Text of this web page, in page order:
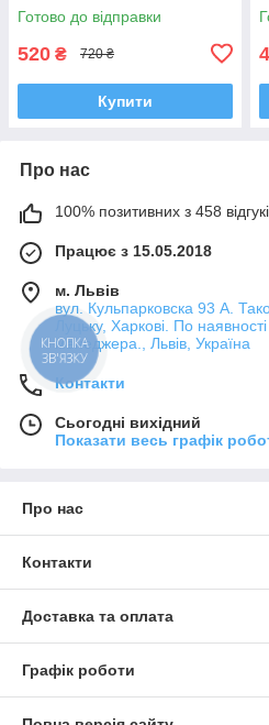
Готово до відправки
520 ₴ 720 ₴
Купити
Про нас
100% позитивних з 458
Працює з 15.05.2018
м. Львів
вул. Кульпарковска 93 А.
Луцьку, Харкові. По
менеджера., Львів, Україна
Контакти
Сьогодні вихідний
Показати весь графік
Про нас
Контакти
Доставка та оплата
Графік роботи
КНОПКА
ЗВ'ЯЗКУ